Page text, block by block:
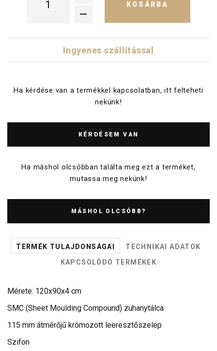
KOSÁRBA
Ingyenes szállítással
Ha kérdése van a termékkel kapcsolatban, itt felteheti
nekünk!
KÉRDÉSEM VAN
Ha máshol olcsóbban találta meg ezt a terméket,
mutassa meg nekünk!
MÁSHOL OLCSÓBB?
TERMÉK TULAJDONSÁGAI
TECHNIKAI ADATOK
KAPCSOLÓDÓ TERMÉKEK
Mérete: 120x90x4 cm
SMC (Sheet Moulding Compound) zuhanytálca
115 mm átmérőjű krómozott leeresztőszelep
Szifon